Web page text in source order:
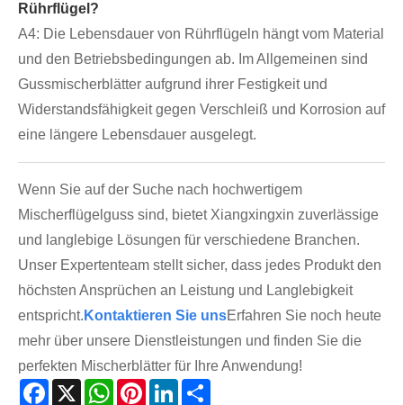
Rührflügel?
A4: Die Lebensdauer von Rührflügeln hängt vom Material
und den Betriebsbedingungen ab. Im Allgemeinen sind
Gussmischerblätter aufgrund ihrer Festigkeit und
Widerstandsfähigkeit gegen Verschleiß und Korrosion auf
eine längere Lebensdauer ausgelegt.
Wenn Sie auf der Suche nach hochwertigem
Mischerflügelguss sind, bietet Xiangxingxin zuverlässige
und langlebige Lösungen für verschiedene Branchen.
Unser Expertenteam stellt sicher, dass jedes Produkt den
höchsten Ansprüchen an Leistung und Langlebigkeit
entspricht. Kontaktieren Sie unsErfahren Sie noch heute
mehr über unsere Dienstleistungen und finden Sie die
perfekten Mischerblätter für Ihre Anwendung!
Facebook
X WhatsAppPinterestLinkedIn